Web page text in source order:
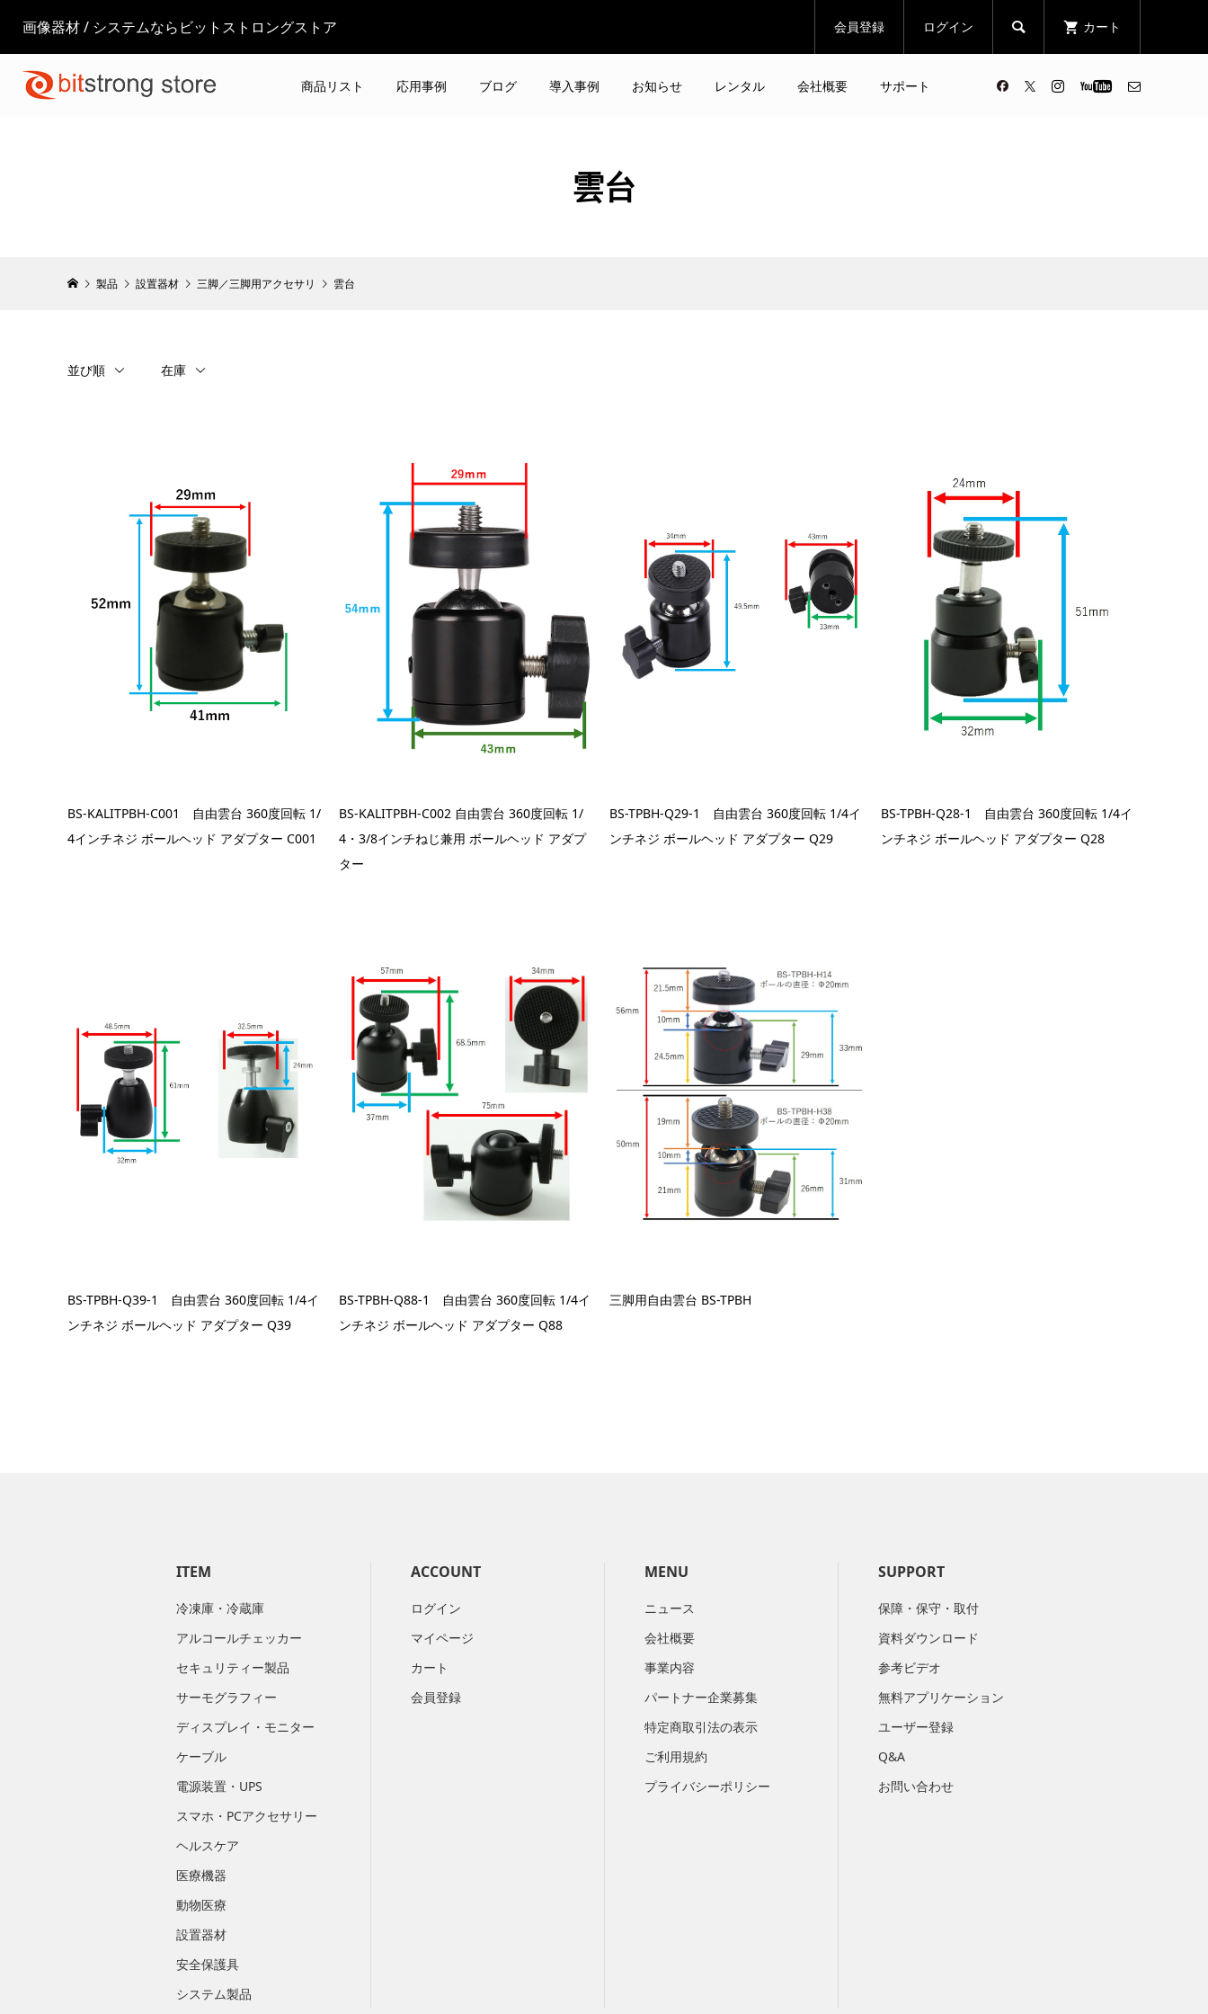
画像器材 / システムならビットストロングストア 会員登録 ログイン  カート
商品リスト 応用事例 ブログ 導入事例 お知らせ レンタル 会社概要 サポート
雲台
製品 設置器材 三脚／三脚用アクセサリ 雲台
並び順 在庫
BS-KALITPBH-C001 自由雲台 360度回転 1/
4インチネジ ボールヘッド アダプター C001
BS-KALITPBH-C002 自由雲台 360度回転 1/
4・3/8インチねじ兼用 ボールヘッド アダプ
ター
BS-TPBH-Q29-1 自由雲台 360度回転 1/4イ
ンチネジ ボールヘッド アダプター Q29
BS-TPBH-Q28-1 自由雲台 360度回転 1/4イ
ンチネジ ボールヘッド アダプター Q28
BS-TPBH-Q39-1 自由雲台 360度回転 1/4イ
ンチネジ ボールヘッド アダプター Q39
BS-TPBH-Q88-1 自由雲台 360度回転 1/4イ
ンチネジ ボールヘッド アダプター Q88
三脚用自由雲台 BS-TPBH
ITEM
冷凍庫・冷蔵庫
アルコールチェッカー
セキュリティー製品
サーモグラフィー
ディスプレイ・モニター
ケーブル
電源装置・UPS
スマホ・PCアクセサリー
ヘルスケア
医療機器
動物医療
設置器材
安全保護具
システム製品
ACCOUNT
ログイン
マイページ
カート
会員登録
MENU
ニュース
会社概要
​事業内容
パートナー企業募集
特定商取引法の表示
ご利用規約
プライバシーポリシー
SUPPORT
保障・保守・取付
資料ダウンロード
参考ビデオ
無料アプリケーション
ユーザー登録
Q&A
お問い合わせ